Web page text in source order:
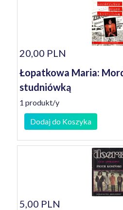
20,00 PLN
Łopatkowa Maria:
studniówką
1 produkt/y
Dodaj do Koszyka
5,00 PLN